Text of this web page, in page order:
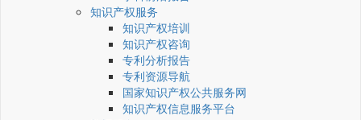
知识产权服务
知识产权培训
知识产权咨询
专利分析报告
专利资源导航
国家知识产权公共服务网
知识产权信息服务平台